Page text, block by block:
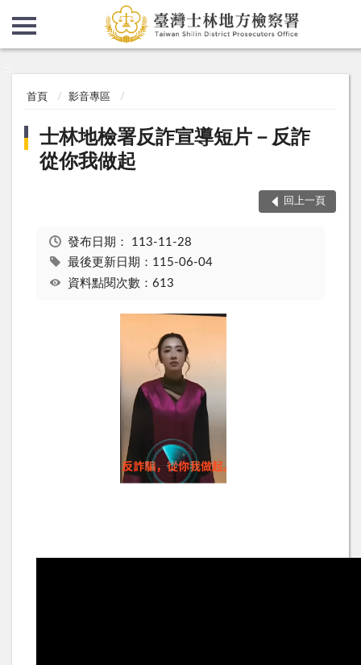
首頁 影音專區
士林地檢署反詐宣導短片－反詐
從你我做起
回上一頁
發布日期： 113-11-28
最後更新日期：115-06-04
資料點閱次數：613